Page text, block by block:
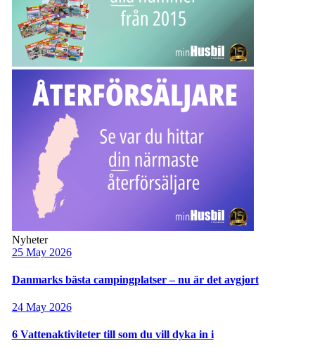
Nyheter
25 May 2026
Danmarks bästa campingplatser – nu är det avgjort
24 May 2026
6 Vattenaktiviteter till som du vill dyka in i